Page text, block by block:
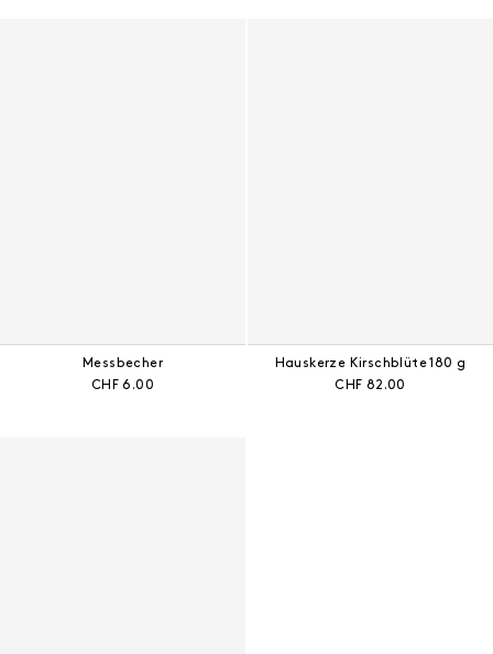
Messbecher
Aktueller Preis:
CHF 6.00
Hauskerze Kirschblüte 180 g
Aktueller Preis:
CHF 82.00